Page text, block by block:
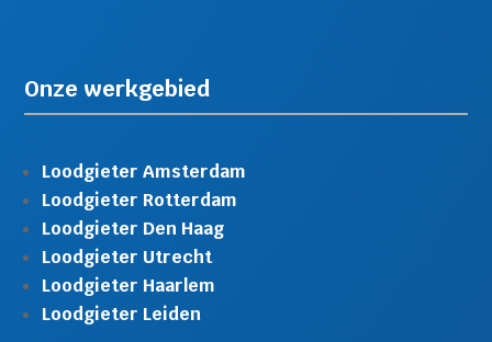
Onze werkgebied
Loodgieter Amsterdam
Loodgieter Rotterdam
Loodgieter Den Haag
Loodgieter Utrecht
Loodgieter Haarlem
Loodgieter Leiden